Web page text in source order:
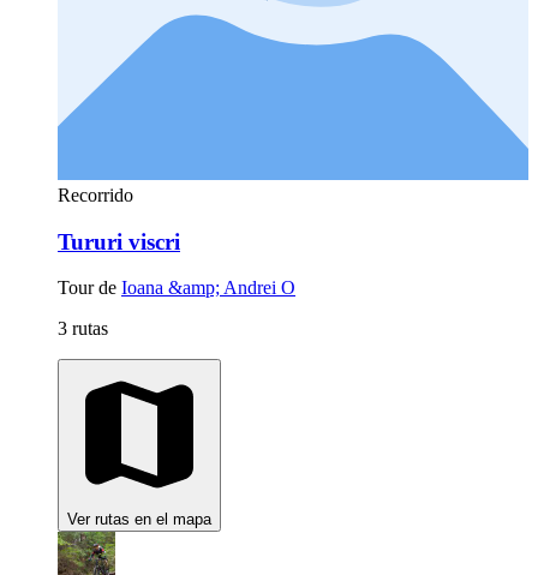
Recorrido
Tururi viscri
Tour de Ioana &amp; Andrei O
3 rutas
Ver rutas en el mapa